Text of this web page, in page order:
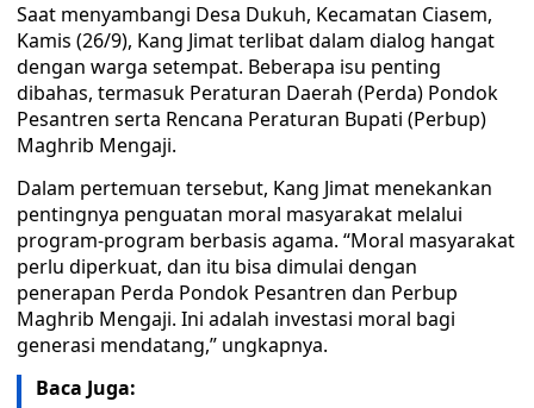
Saat menyambangi Desa Dukuh, Kecamatan Ciasem,
Kamis (26/9), Kang Jimat terlibat dalam dialog hangat
dengan warga setempat. Beberapa isu penting
dibahas, termasuk Peraturan Daerah (Perda) Pondok
Pesantren serta Rencana Peraturan Bupati (Perbup)
Maghrib Mengaji.
Dalam pertemuan tersebut, Kang Jimat menekankan
pentingnya penguatan moral masyarakat melalui
program-program berbasis agama. “Moral masyarakat
perlu diperkuat, dan itu bisa dimulai dengan
penerapan Perda Pondok Pesantren dan Perbup
Maghrib Mengaji. Ini adalah investasi moral bagi
generasi mendatang,” ungkapnya.
Baca Juga: